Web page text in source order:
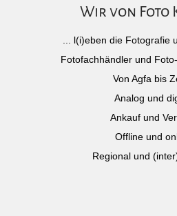
Wir von Foto
... l(i)eben die Fotografie
Fotofachhändler und
Von Agfa bis
Analog und
Ankauf und
Offline und
Regional und